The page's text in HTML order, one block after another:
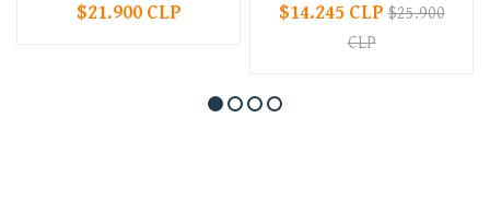
$21.900 CLP $14.245 CLP$25.900
CLP